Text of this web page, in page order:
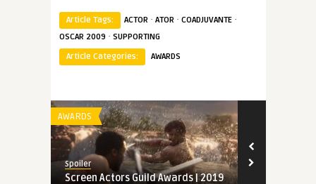
Article Tags: ACTOR · ATOR · COADJUVANTE ·
OSCAR 2009 · SUPPORTING
Article Categories:
AWARDS
AWARDS
Spoiler
Screen Actors Guild Awards | 2019